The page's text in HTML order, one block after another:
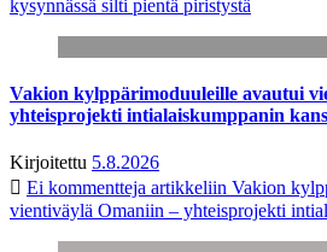
kysynnässä silti pientä piristystä
Vakion kylppärimoduuleille avautui
yhteisprojekti intialaiskumppanin
Kirjoitettu 5.8.2026
Ei kommentteja artikkeliin Vakion
vientiväylä Omaniin – yhteisprojekti